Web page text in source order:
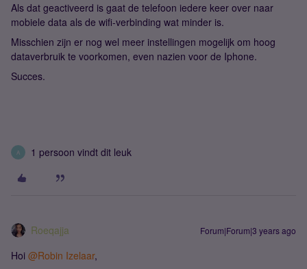
Als dat geactiveerd is gaat de telefoon iedere keer over naar
mobiele data als de wifi-verbinding wat minder is.
Misschien zijn er nog wel meer instellingen mogelijk om hoog
dataverbruik te voorkomen, even nazien voor de Iphone.
Succes.
A 1 persoon vindt dit leuk
Roeqajja Forum|Forum|3 years ago
Hoi @Robin Izelaar,